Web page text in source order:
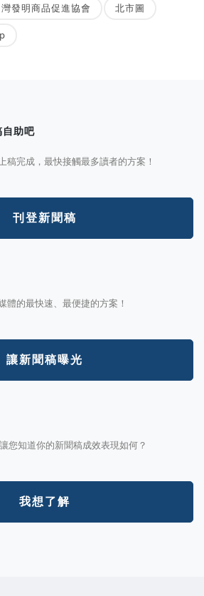
發明商品促進協會 北市圖
自助吧
稿完成，最快接觸最多讀者的方案！
刊登新聞稿
體的最快速、最便捷的方案！
讓新聞稿曝光
您知道你的新聞稿成效表現如何？
我想了解